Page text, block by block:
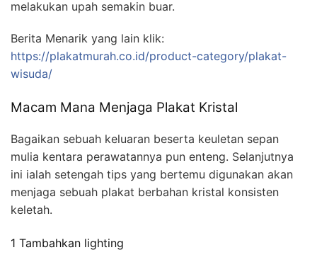
melakukan upah semakin buar.
Berita Menarik yang lain klik:
https://plakatmurah.co.id/product-category/plakat-
wisuda/
Macam Mana Menjaga Plakat Kristal
Bagaikan sebuah keluaran beserta keuletan sepan
mulia kentara perawatannya pun enteng. Selanjutnya
ini ialah setengah tips yang bertemu digunakan akan
menjaga sebuah plakat berbahan kristal konsisten
keletah.
1 Tambahkan lighting